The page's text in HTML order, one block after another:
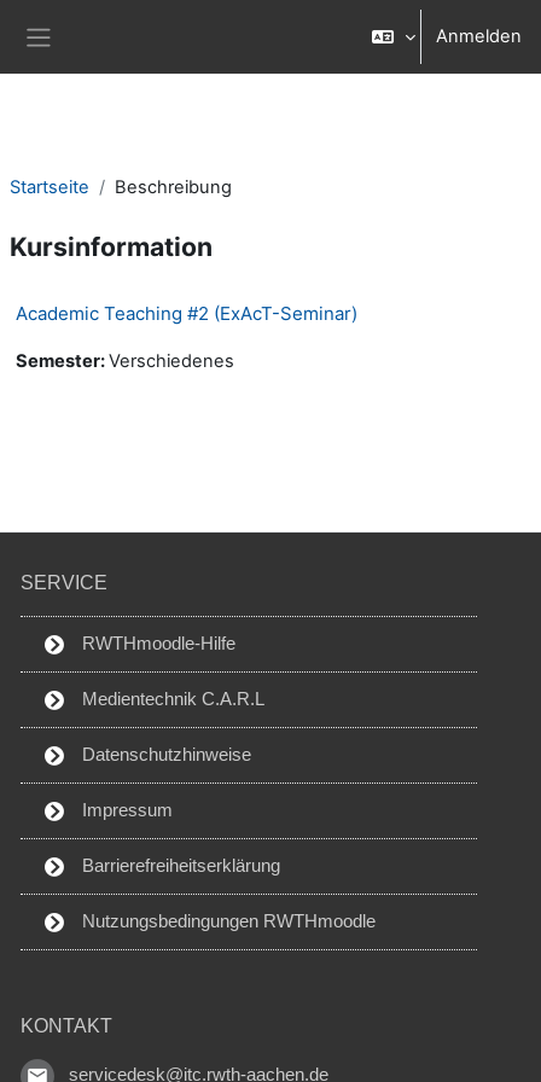
Anmelden
Startseite Beschreibung
Kursinformation
Academic Teaching #2 (ExAcT-Seminar)
Semester:Verschiedenes
SERVICE
RWTHmoodle-Hilfe
Medientechnik C.A.R.L
Datenschutzhinweise
Impressum
Barrierefreiheitserklärung
Nutzungsbedingungen RWTHmoodle
KONTAKT
servicedesk@itc.rwth-aachen.de